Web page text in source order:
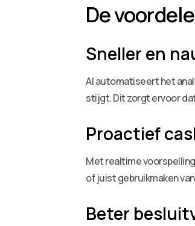
De
Sneller en
AI automatiseert het
stijgt. Dit zorgt ervoor
Proactief
Met realtime
of juist gebruikmaken
Beter